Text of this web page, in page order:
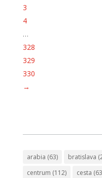
3
4
…
328
329
330
→
arabia (63) bratislava
centrum (112) cesta